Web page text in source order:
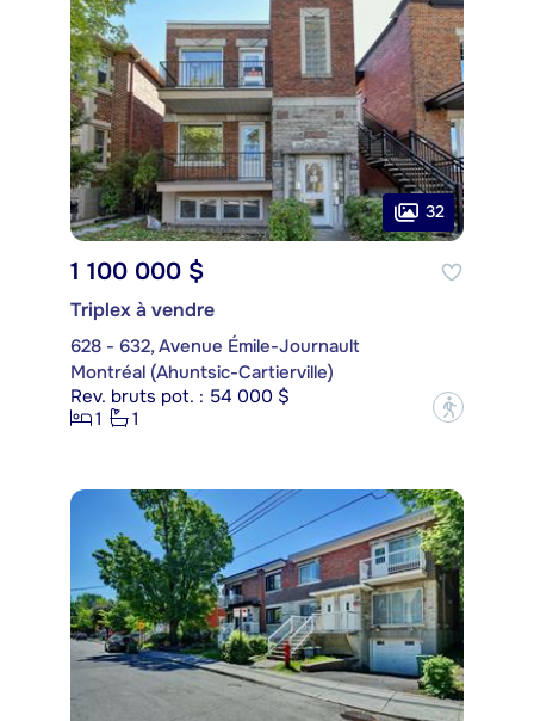
32
1 100 000 $
Triplex à vendre
628 - 632, Avenue Émile-Journault
Montréal (Ahuntsic-Cartierville)
Rev. bruts pot. : 54 000 $
1
1 ?